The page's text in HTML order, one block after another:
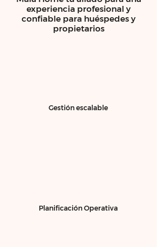
experiencia profesional y
confiable para huéspedes y
propietarios
Gestión escalable
Planificación Operativa